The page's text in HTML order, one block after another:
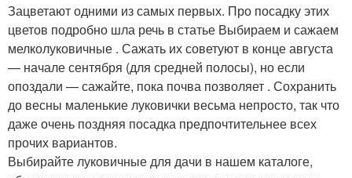
Зацветают одними из самых первых. Про посадку этих
цветов подробно шла речь в статье Выбираем и сажаем
мелколуковичные . Сажать их советуют в конце августа
— начале сентября (для средней полосы), но если
опоздали — сажайте, пока почва позволяет . Сохранить
до весны маленькие луковички весьма непросто, так что
даже очень поздняя посадка предпочтительнее всех
прочих вариантов.
Выбирайте луковичные для дачи в нашем каталоге,